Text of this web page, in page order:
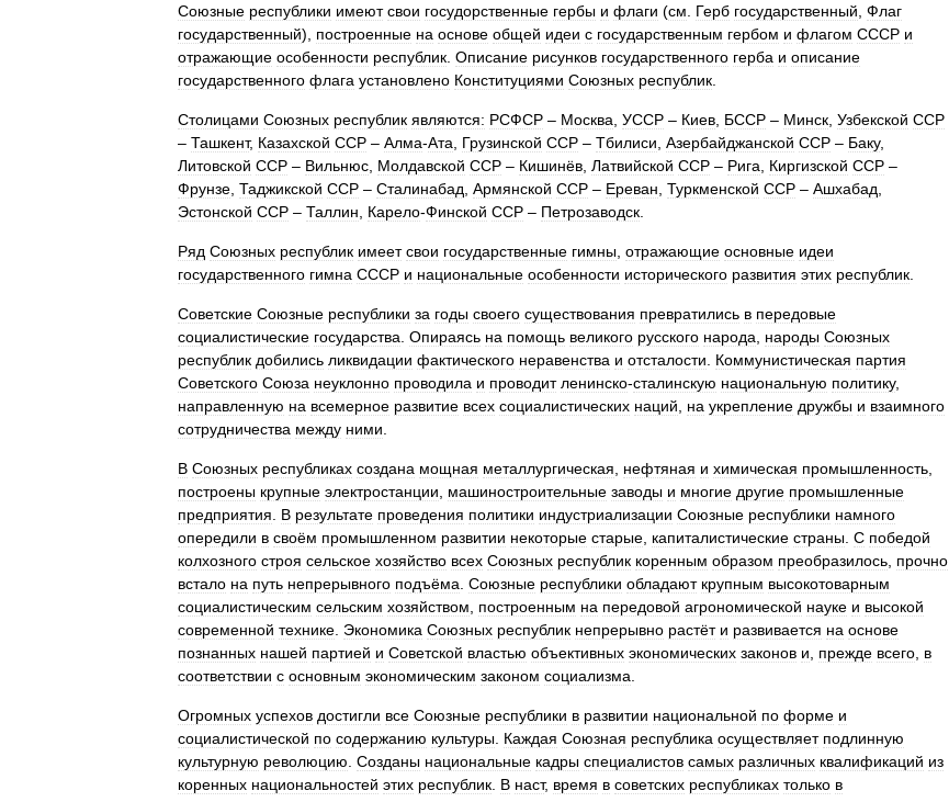
Союзные республики имеют свои госудорственные гербы и флаги (см Герб государственный Флаг
государственный), построенные на основе общей идеи с государственным гербом и флагом СССР и
отражающие особенности республик Описание рисунков государственного герба и описание
государственного флага установлено Конституциями Союзных республик
Столицами Союзных республик являются: РСФСР – Москва УССР – Киев БССР – Минск Узбекской ССР
– Ташкент, Казахской ССР – Алма-Ата Грузинской ССР – Тбилиси Азербайджанской ССР – Баку,
Литовской ССР – Вильнюс Молдавской ССР – Кишинёв Латвийской ССР – Рига Киргизской ССР –
Фрунзе Таджикской ССР – Сталинабад Армянской ССР – Ереван Туркменской ССР – Ашхабад
Эстонской ССР – Таллин Карело-Финской ССР – Петрозаводск
Ряд Союзных республик имеет свои государственные гимны отражающие основные идеи
государственного гимна СССР и национальные особенности исторического развития этих республик
Советские Союзные республики за годы своего существования превратились в передовые
социалистические государства Опираясь на помощь великого русского народа народы Союзных
республик добились ликвидации фактического неравенства и отсталости Коммунистическая партия
Советского Союза неуклонно проводила и проводит ленинско-сталинскую национальную политику,
направленную на всемерное развитие всех социалистических наций на укрепление дружбы и взаимного
сотрудничества между ними
В Союзных республиках создана мощная металлургическая нефтяная и химическая промышленность
построены крупные электростанции машиностроительные заводы и многие другие промышленные
предприятия
В результате проведения политики индустриализации Союзные республики намного
опередили в своём промышленном развитии некоторые старые капиталистические страны С победой
колхозного строя сельское хозяйство всех Союзных республик коренным образом преобразилось прочно
встало на путь непрерывного подъёма Союзные республики обладают крупным высокотоварным
социалистическим сельским хозяйством построенным на передовой агрономической науке и высокой
современной технике Экономика Союзных республик непрерывно растёт и развивается на основе
познанных нашей партией и Советской властью объективных экономических законов и прежде всего в
соответствии с основным экономическим законом социализма
Огромных успехов достигли все Союзные республики в развитии национальной по форме и
социалистической по содержанию культуры Каждая Союзная республика осуществляет подлинную
культурную революцию Созданы национальные кадры специалистов самых различных квалификаций из
коренных национальностей этих республик В наст, время в советских республиках только в